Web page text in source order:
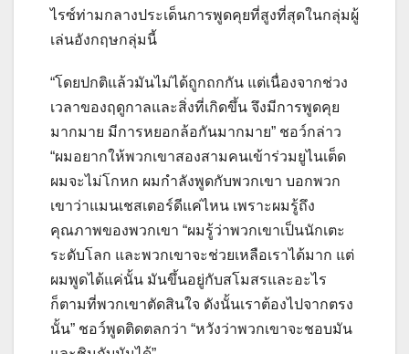
ไรซ์ท่ามกลางประเด็นการพูดคุยที่สูงที่สุดในกลุ่มผู้
เล่นอังกฤษกลุ่มนี้
“โดยปกติแล้วมันไม่ได้ถูกถกกัน แต่เนื่องจากช่วง
เวลาของฤดูกาลและสิ่งที่เกิดขึ้น จึงมีการพูดคุย
มากมาย มีการหยอกล้อกันมากมาย” ชอว์กล่าว
“ผมอยากให้พวกเขาสองสามคนเข้าร่วมยูไนเต็ด
ผมจะไม่โกหก ผมกำลังพูดกับพวกเขา บอกพวก
เขาว่าแมนเชสเตอร์ดีแค่ไหน เพราะผมรู้ถึง
คุณภาพของพวกเขา “ผมรู้ว่าพวกเขาเป็นนักเตะ
ระดับโลก และพวกเขาจะช่วยเหลือเราได้มาก แต่
ผมพูดได้แค่นั้น มันขึ้นอยู่กับสโมสรและอะไร
ก็ตามที่พวกเขาตัดสินใจ ดังนั้นเราต้องไปจากตรง
นั้น” ชอว์พูดติดตลกว่า “หวังว่าพวกเขาจะชอบมัน